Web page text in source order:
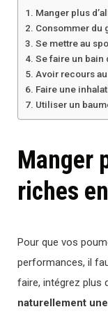
Manger plus
Consommer du
Se mettre au
Se faire un bain
Avoir recours
Faire une
Utiliser un
Manger
riches
Pour que vos
performances, il
faire, intégrez plus
naturellement